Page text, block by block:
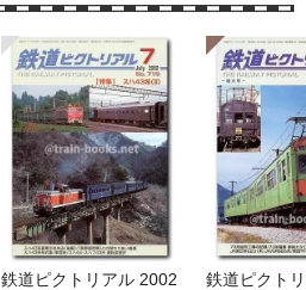
鉄道ピクトリアル 2002
鉄道ピクト